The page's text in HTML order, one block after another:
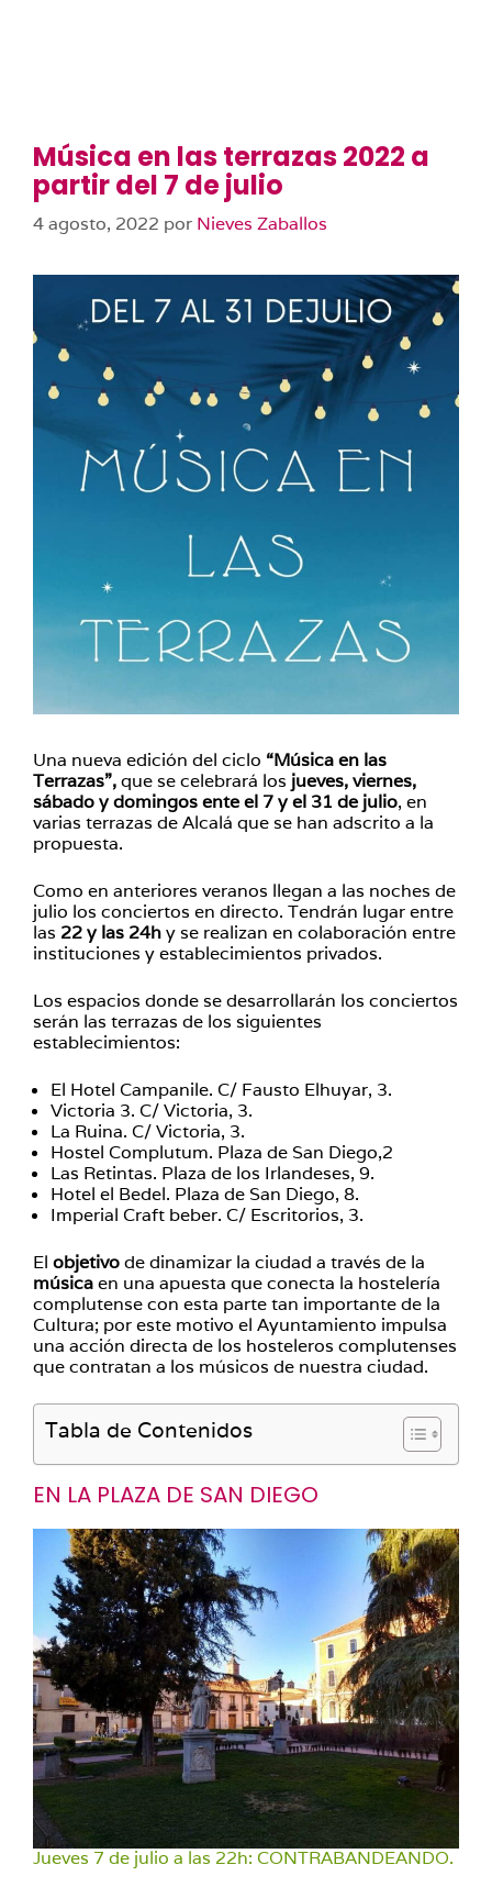
Música en las terrazas 2022 a
partir del 7 de julio
4 agosto, 2022 por Nieves Zaballos
Una nueva edición del ciclo “Música en las
Terrazas”,que se celebrará los jueves, viernes,
sábado y domingos ente el 7 y el 31 de julio, en
varias terrazas de Alcalá que se han adscrito a la
propuesta.
Como en anteriores veranos llegan a las noches de
julio los conciertos en directo. Tendrán lugar entre
las 22 y las 24hy se realizan en colaboración entre
instituciones y establecimientos privados.
Los espacios donde se desarrollarán los conciertos
serán las terrazas de los siguientes
establecimientos:
El Hotel Campanile. C/ Fausto Elhuyar, 3.
Victoria 3. C/ Victoria, 3.
La Ruina. C/ Victoria, 3.
Hostel Complutum. Plaza de San Diego,2
Las Retintas. Plaza de los Irlandeses, 9.
Hotel el Bedel. Plaza de San Diego, 8.
Imperial Craft beber. C/ Escritorios, 3.
El objetivode dinamizar la ciudad a través de la
músicaen una apuesta que conecta la hostelería
complutense con esta parte tan importante de la
Cultura; por este motivo el Ayuntamiento impulsa
una acción directa de los hosteleros complutenses
que contratan a los músicos de nuestra ciudad.
Tabla de Contenidos
EN LA PLAZA DE SAN DIEGO
Jueves 7 de julio a las 22h: CONTRABANDEANDO.